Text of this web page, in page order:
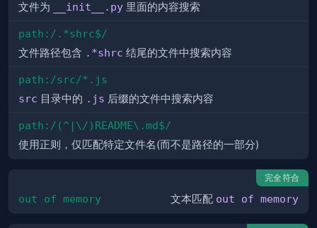
文件为 __init__.py 里面的内容搜索
path:/.*shrc$/
文件路径包含 .*shrc 结尾的文件中搜索内容
path:/src/*.js
src 目录中的 .js 后缀的文件中搜索内容
path:/(^|\/)README\.md$/
使用正则，仅匹配特定文件名(而不是路径的一部分)
完全符合
out of memory 文本匹配 out of memory